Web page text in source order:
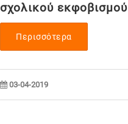
σχολικού εκφοβισμού
Περισσότερα
03-04-2019